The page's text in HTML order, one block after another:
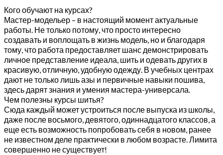
Кого обучают на курсах?
Мастер-модельер – в настоящий момент актуальные
работы. Не только потому, что просто интересно
создавать и воплощать в жизнь модель, но и благодаря
тому, что работа предоставляет шанс демонстрировать
личное представление идеала, шить и одевать других в
красивую, отличную, удобную одежду. В учебных центрах
дают не только лишь азы и первичные навыки пошива,
здесь дарят знания и умения мастера-универсала.
Чем полезны курсы шитья?
Сюда каждый может устроиться после выпуска из школы,
даже после восьмого, девятого, одиннадцатого классов, а
еще есть возможность попробовать себя в новом, ранее
не известном деле практически в любом возрасте. Лимита
совершенно не существует!